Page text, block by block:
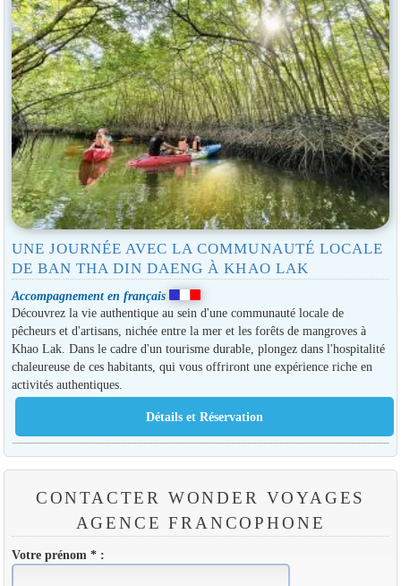
UNE JOURNÉE AVEC LA COMMUNAUTÉ LOCALE
DE BAN THA DIN DAENG À KHAO LAK
Accompagnement en français
Découvrez la vie authentique au sein d'une communauté locale de
pêcheurs et d'artisans, nichée entre la mer et les forêts de mangroves à
Khao Lak. Dans le cadre d'un tourisme durable, plongez dans l'hospitalité
chaleureuse de ces habitants, qui vous offriront une expérience riche en
activités authentiques.
CONTACTER WONDER VOYAGES
AGENCE FRANCOPHONE
Votre prénom * :